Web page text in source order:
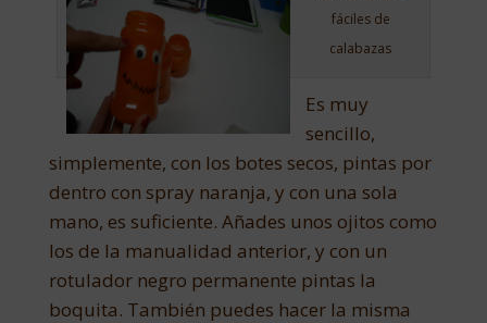
fáciles de
calabazas
Es muy
sencillo,
simplemente, con los botes secos, pintas por
dentro con spray naranja, y con una sola
mano, es suficiente. Añades unos ojitos como
los de la manualidad anterior, y con un
rotulador negro permanente pintas la
boquita. También puedes hacer la misma